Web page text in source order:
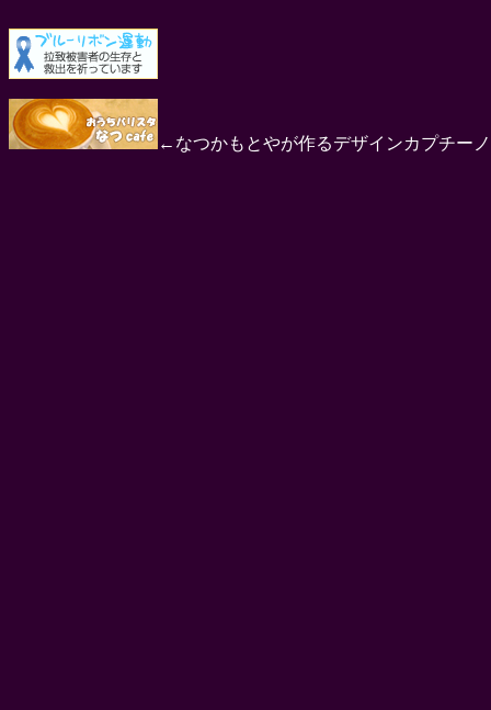
←なつかもとやが作るデザインカプチー